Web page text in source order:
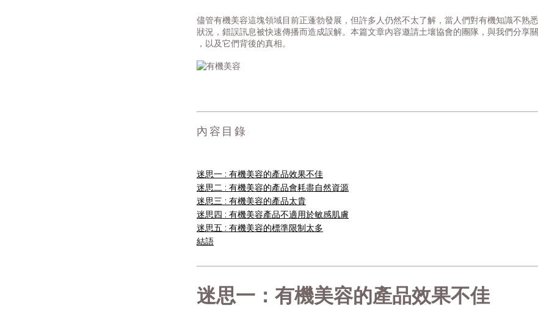
儘管有機美容這塊領域目前正蓬勃發展，但許多人仍然不太了解，當人們對有機知識不熟
狀況，錯誤訊息被快速傳播而造成誤解。本篇文章內容邀請土壤協會的團隊，與我們分享
，以及它們背後的真相。
內容目錄
迷思一 : 有機美容的產品效果不佳
迷思二 : 有機美容的產品會耗盡自然資源
迷思三 : 有機美容的產品太貴
迷思四 : 有機美容產品不適用於敏感肌膚
迷思五 : 有機美容的標準限制太多
結語
迷思一：有機美容的產品效果不佳